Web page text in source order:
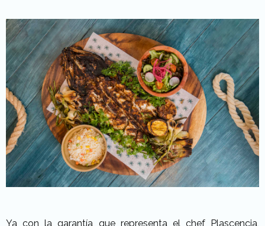
Ya con la garantía que representa el chef Plascencia,